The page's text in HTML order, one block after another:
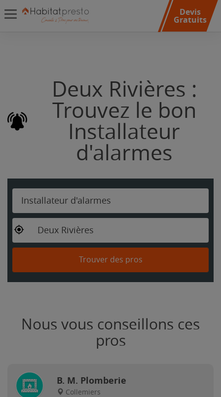
Devis
Gratuits
Deux Rivières :
Trouvez le bon
Installateur
d'alarmes
Installateur d'alarmes
Deux Rivières
Trouver des pros
Nous vous conseillons ces
pros
B. M. Plomberie
Collemiers